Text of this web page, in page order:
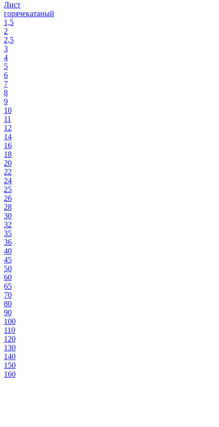
Лист
горячекатаный
1,5
2
2,5
3
4
5
6
7
8
9
10
11
12
14
16
18
20
22
24
25
26
28
30
32
35
36
40
45
50
60
65
70
80
90
100
110
120
130
140
150
160